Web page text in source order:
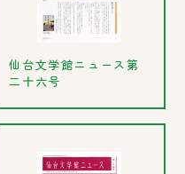
仙台文学館ニュース第
二十六号